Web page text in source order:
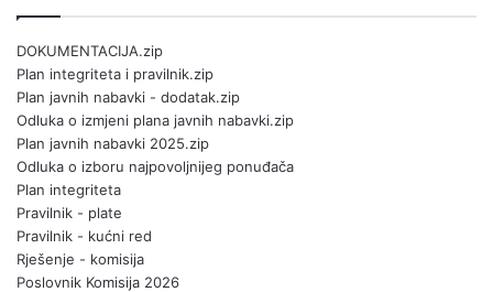
DOKUMENTACIJA.zip
Plan integriteta i pravilnik.zip
Plan javnih nabavki - dodatak.zip
Odluka o izmjeni plana javnih nabavki.zip
Plan javnih nabavki 2025.zip
Odluka o izboru najpovoljnijeg ponuđača
Plan integriteta
Pravilnik - plate
Pravilnik - kućni red
Rješenje - komisija
Poslovnik Komisija 2026